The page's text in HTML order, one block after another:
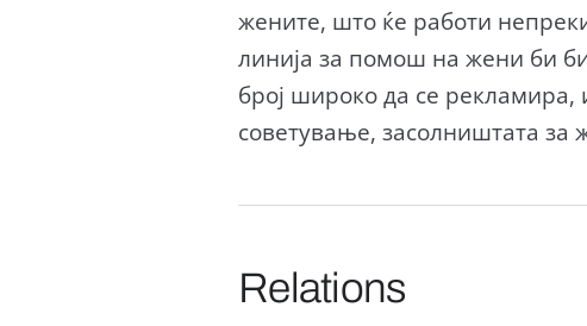
жените, што ќе работи
линија за помош на жени би
број широко да се рекламира,
советување, засолништата за
Relations